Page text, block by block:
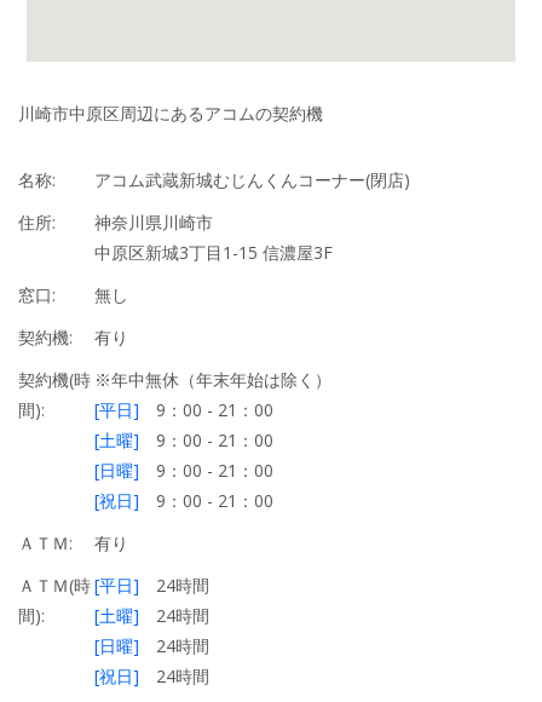
川崎市中原区周辺にあるアコムの契約機
名称:
アコム武蔵新城むじんくんコーナー(閉店)
住所:
神奈川県川崎市
中原区新城3丁目1-15 信濃屋3F
窓口:
無し
契約機:
有り
契約機(時
間):
※年中無休（年末年始は除く）
[平日] 9：00 - 21：00
[土曜] 9：00 - 21：00
[日曜] 9：00 - 21：00
[祝日] 9：00 - 21：00
ＡＴＭ:
有り
ＡＴＭ(時
間):
[平日] 24時間
[土曜] 24時間
[日曜] 24時間
[祝日] 24時間